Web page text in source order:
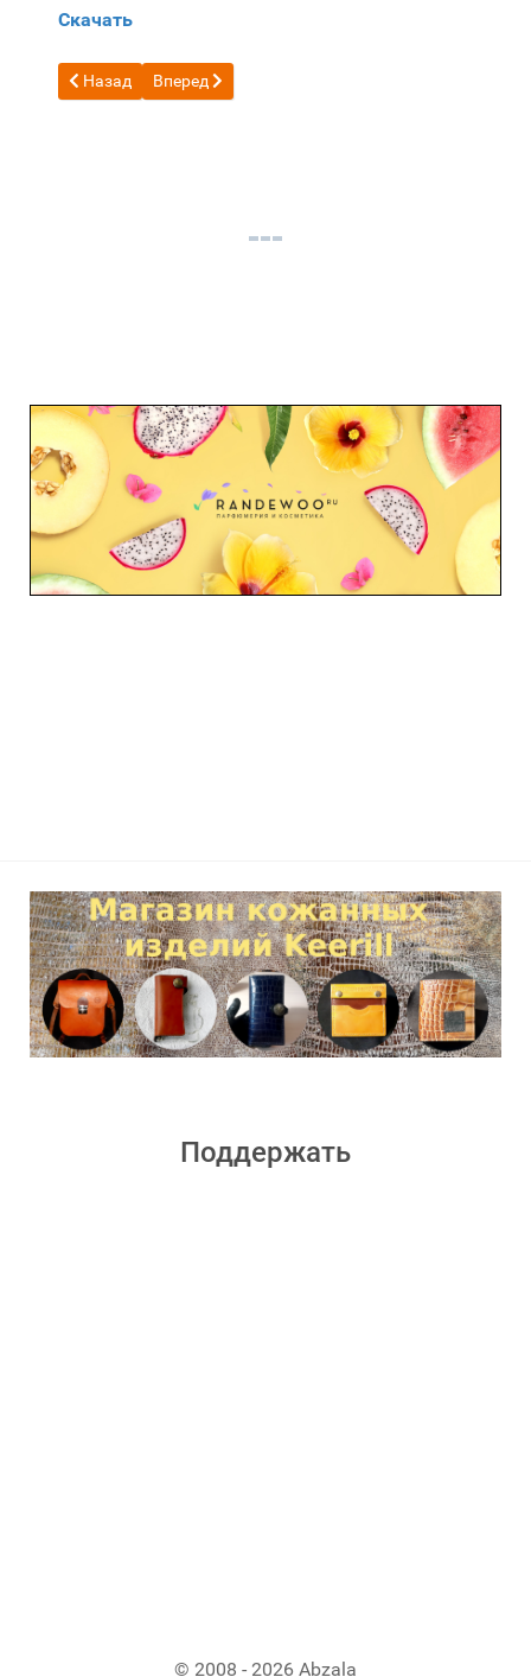
Скачать
Предыдущий: Гранж кирпичная стена
Назад Следующий: Бесплатный вектор Логотипа
Вперед
Поддержать
© 2008 - 2026 Abzala